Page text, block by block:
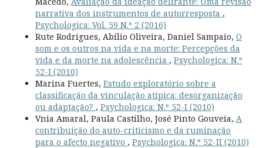
narrativa dos instrumentos de autorresposta ,
Psychologica: Vol. 59 N.º 2 (2016)
Rute Rodrigues, Abílio Oliveira, Daniel Sampaio, O
som e os outros na vida e na morte: Percepções da
vida e da morte na adolescência , Psychologica: N.º
52-I (2010)
Marina Fuertes, Estudo exploratório sobre a
classificação da vinculação atípica: desorganização
ou adaptação? , Psychologica: N.º 52-I (2010)
Vnia Amaral, Paula Castilho, José Pinto Gouveia, A
contribuição do auto-criticismo e da ruminação
para o afecto negativo , Psychologica: N.º 52-II (2010)